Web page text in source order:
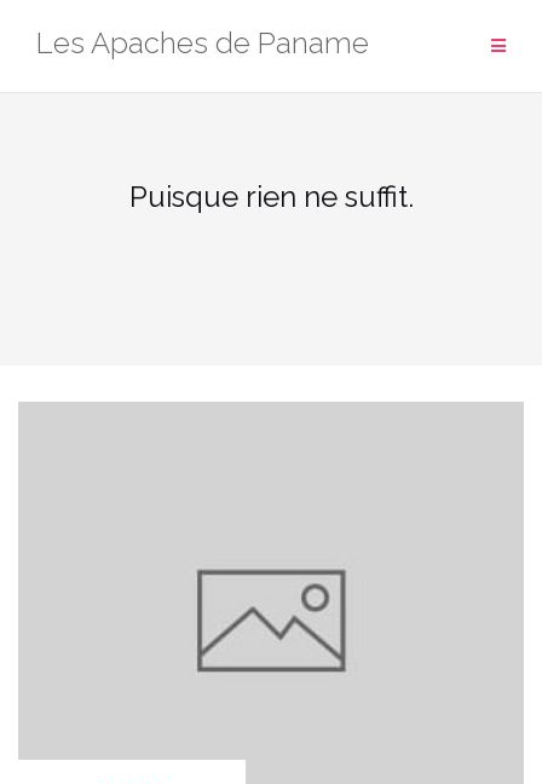
Les Apaches de Paname
Puisque rien ne suffit.